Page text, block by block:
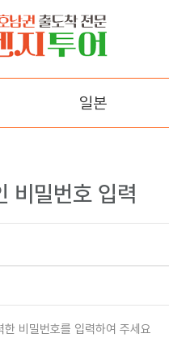
일본
후쿠오카
비밀번호 입력
비밀번호를 입력하여 주세요